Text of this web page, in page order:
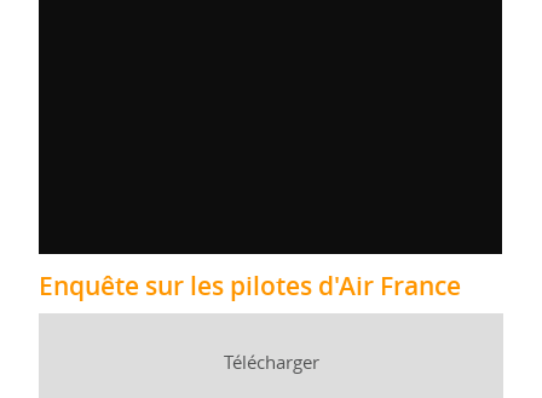
Enquête sur les pilotes d'Air France
Télécharger